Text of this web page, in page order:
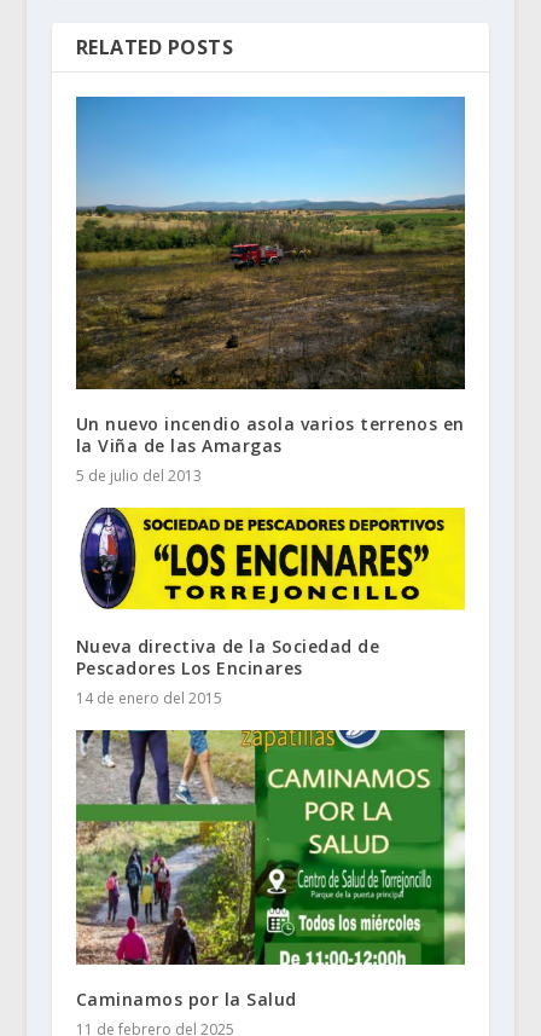
RELATED POSTS
Un nuevo incendio asola varios terrenos en
la Viña de las Amargas
5 de julio del 2013
Nueva directiva de la Sociedad de
Pescadores Los Encinares
14 de enero del 2015
Caminamos por la Salud
11 de febrero del 2025